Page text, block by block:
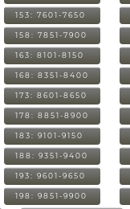
153: 7601-7650
158: 7851-7900
163: 8101-8150
168: 8351-8400
173: 8601-8650
178: 8851-8900
183: 9101-9150
188: 9351-9400
193: 9601-9650
198: 9851-9900